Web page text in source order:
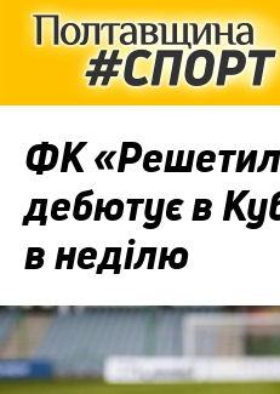
ФК
дебютує в
в неділю